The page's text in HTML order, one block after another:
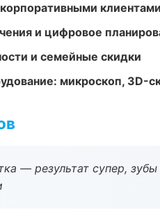
клиентами
и цифровое
и семейные скидки
микроскоп, 3D-
— результат супер,